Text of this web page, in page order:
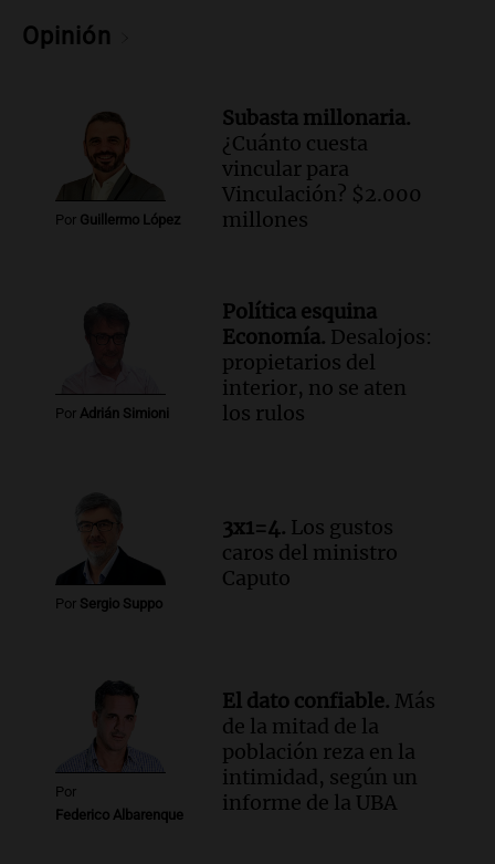
Opinión
Por Guillermo López
Subasta millonaria.
¿Cuánto cuesta
vincular para
Vinculación? $2.000
millones
Por Adrián Simioni
Política esquina
Economía. Desalojos:
propietarios del
interior, no se aten
los rulos
Por Sergio Suppo
3x1=4. Los gustos
caros del ministro
Caputo
Por
Federico Albarenque
El dato confiable. Más
de la mitad de la
población reza en la
intimidad, según un
informe de la UBA